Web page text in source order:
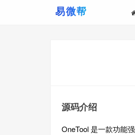
源码介绍
OneTool 是一款功能